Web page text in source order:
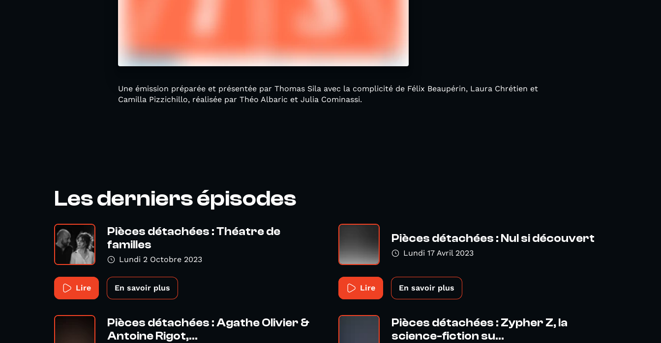
Une émission préparée et présentée par Thomas Sila avec la complicité de Félix Beaupérin, Laura Chrétien et
Camilla Pizzichillo, réalisée par Théo Albaric et Julia Cominassi.
Les derniers épisodes
Pièces détachées : Théatre de
familles
Lundi 2 Octobre 2023
Lire En savoir plus
Pièces détachées : Nul si découvert
Lundi 17 Avril 2023
Lire En savoir plus
Pièces détachées : Agathe Olivier &
Antoine Rigot,...
Pièces détachées : Zypher Z, la
science-fiction su...